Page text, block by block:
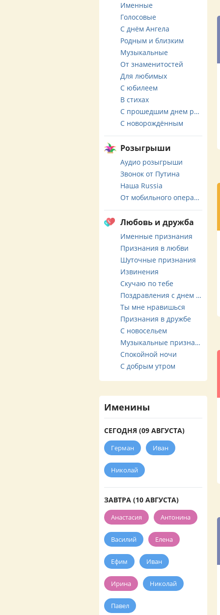
Именные
Голосовые
С днём Ангела
Родным и близким
Музыкальные
От знаменитостей
Для любимых
С юбилеем
В стихах
С прошедшим днем рождения
С новорождённым
Розыгрыши
Аудио розыгрыши
Звонок от Путина
Наша Russia
От мобильного оператора
Любовь и дружба
Именные признания
Признания в любви
Шуточные признания
Извинения
Скучаю по тебе
Поздравления с днем свадьбы
Ты мне нравишься
Признания в дружбе
С новосельем
Музыкальные признания
Спокойной ночи
С добрым утром
Именины
СЕГОДНЯ (09 АВГУСТА)
Герман Иван
Николай
ЗАВТРА (10 АВГУСТА)
Анастасия Антонина
Василий Елена
Ефим Иван
Ирина Николай
Павел